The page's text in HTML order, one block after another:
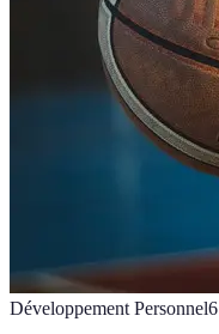
Développement Personnel6